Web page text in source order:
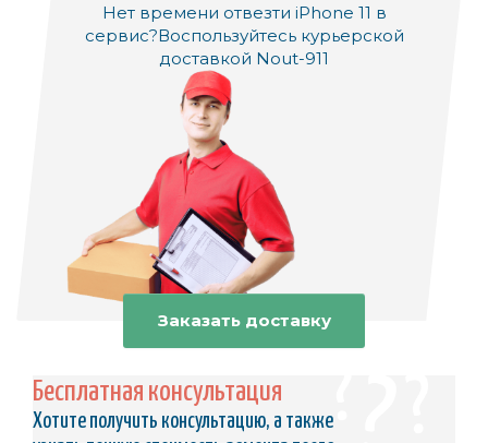
Нет времени отвезти iPhone 11 в
сервис?Воспользуйтесь курьерской
доставкой Nout-911
Заказать доставку
Бесплатная консультация
Хотите получить консультацию, а также